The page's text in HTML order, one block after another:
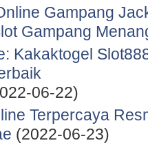
Gampang
Gampang
Kakaktogel
06-22)
Terpercaya
(2022-06-23)